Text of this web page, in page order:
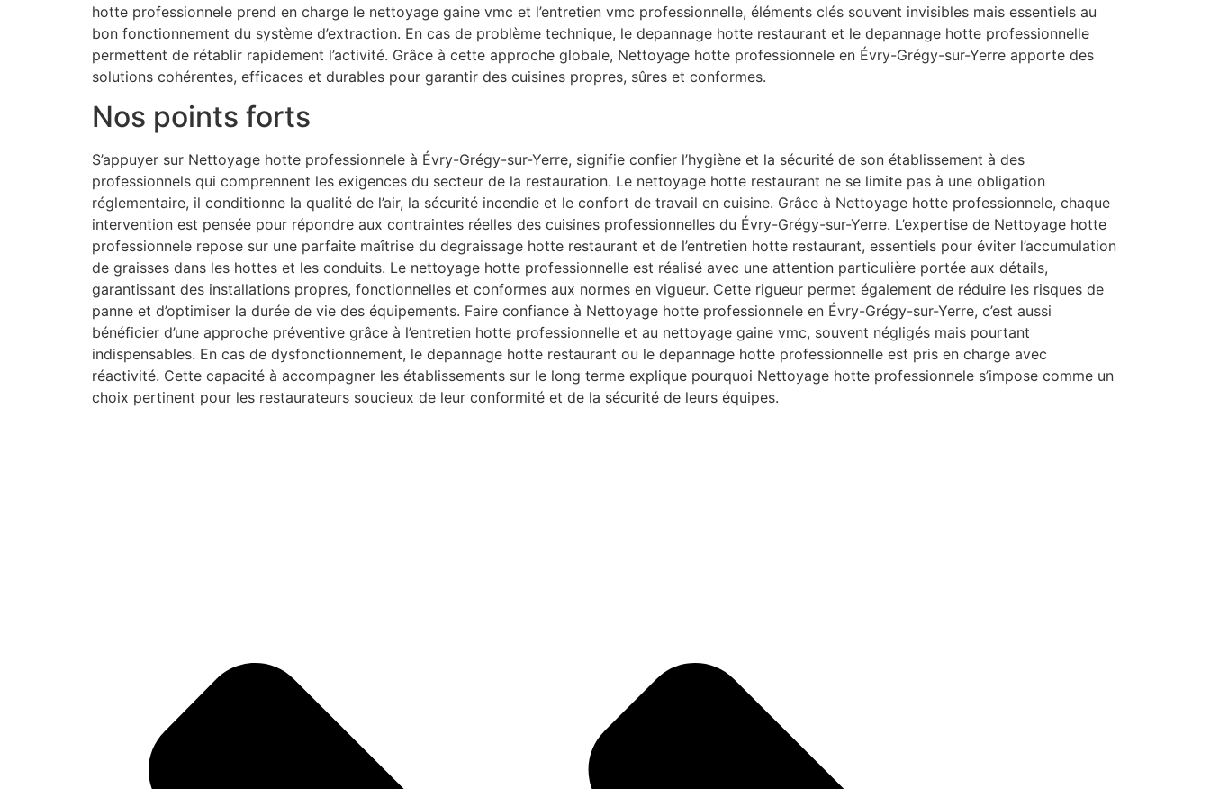
hotte professionnele prend en charge le nettoyage gaine vmc et l’entretien vmc professionnelle, éléments clés souvent invisibles mais essentiels au
bon fonctionnement du système d’extraction. En cas de problème technique, le depannage hotte restaurant et le depannage hotte professionnelle
permettent de rétablir rapidement l’activité. Grâce à cette approche globale, Nettoyage hotte professionnele en Évry-Grégy-sur-Yerre apporte des
solutions cohérentes, efficaces et durables pour garantir des cuisines propres, sûres et conformes.
Nos points forts
S’appuyer sur Nettoyage hotte professionnele à Évry-Grégy-sur-Yerre, signifie confier l’hygiène et la sécurité de son établissement à des
professionnels qui comprennent les exigences du secteur de la restauration. Le nettoyage hotte restaurant ne se limite pas à une obligation
réglementaire, il conditionne la qualité de l’air, la sécurité incendie et le confort de travail en cuisine. Grâce à Nettoyage hotte professionnele, chaque
intervention est pensée pour répondre aux contraintes réelles des cuisines professionnelles du Évry-Grégy-sur-Yerre. L’expertise de Nettoyage hotte
professionnele repose sur une parfaite maîtrise du degraissage hotte restaurant et de l’entretien hotte restaurant, essentiels pour éviter l’accumulation
de graisses dans les hottes et les conduits. Le nettoyage hotte professionnelle est réalisé avec une attention particulière portée aux détails,
garantissant des installations propres, fonctionnelles et conformes aux normes en vigueur. Cette rigueur permet également de réduire les risques de
panne et d’optimiser la durée de vie des équipements. Faire confiance à Nettoyage hotte professionnele en Évry-Grégy-sur-Yerre, c’est aussi
bénéficier d’une approche préventive grâce à l’entretien hotte professionnelle et au nettoyage gaine vmc, souvent négligés mais pourtant
indispensables. En cas de dysfonctionnement, le depannage hotte restaurant ou le depannage hotte professionnelle est pris en charge avec
réactivité. Cette capacité à accompagner les établissements sur le long terme explique pourquoi Nettoyage hotte professionnele s’impose comme un
choix pertinent pour les restaurateurs soucieux de leur conformité et de la sécurité de leurs équipes.